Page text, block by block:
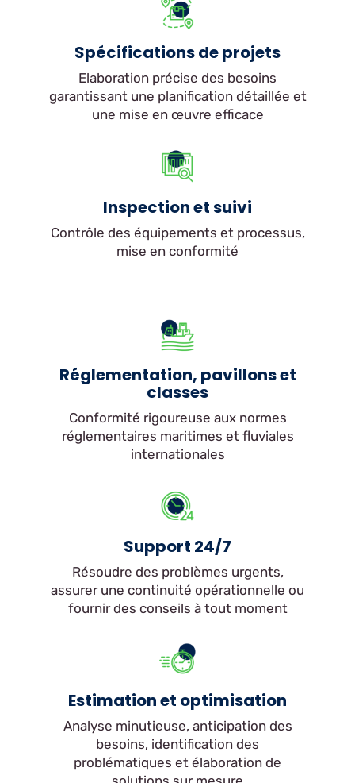
Réglementation, pavillons et
classes
Conformité rigoureuse aux normes
réglementaires maritimes et fluviales
internationales
Support 24/7
Résoudre des problèmes urgents,
assurer une continuité opérationnelle ou
fournir des conseils à tout moment
Estimation et optimisation
Analyse minutieuse, anticipation des
besoins, identification des
problématiques et élaboration de
Spécifications de projets
Elaboration précise des besoins
garantissant une planification détaillée et
une mise en œuvre efficace
Inspection et suivi
Contrôle des équipements et processus,
mise en conformité